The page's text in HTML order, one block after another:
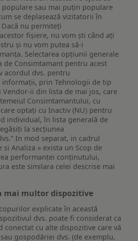
populare sau mai puțin populare
se deplasează vizitatorii în
nu permiteți
fișiere, nu vom ști când ați
și nu vom putea să-i
Selectarea opțiunii generale
de Consimtamant pentru acest
acordul dvs. pentru
informații, prin Tehnologii de tip
Vendor-ii din lista de mai jos, care
Consimtamantului, cu
optați cu Inactiv (NU) pentru
individual, în lista generală de
la secțiunea
In mod separat, in cadrul
si Analiza » exista un Scop de
performanței conținutului,
este similara celei descrise mai
mai multor dispozitive
explicate în această
dvs. poate fi considerat ca
conectat cu alte dispozitive care vă
gospodăriei dvs. (de exemplu,